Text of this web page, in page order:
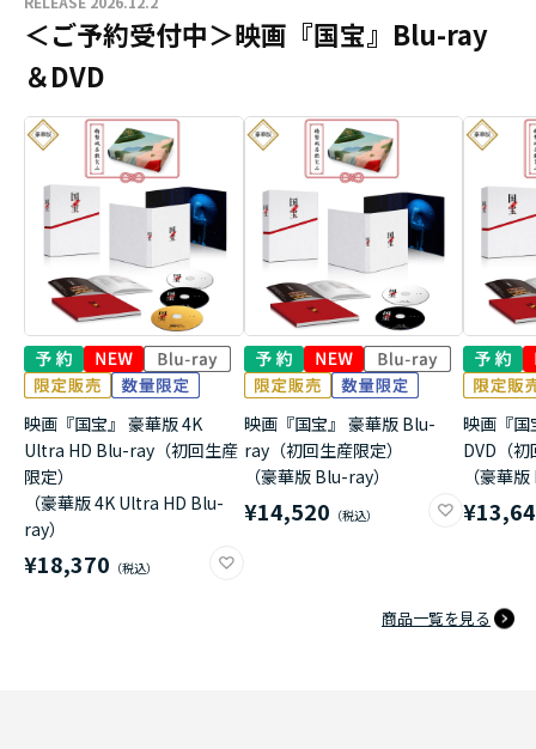
＜ご予約受付中＞映画『国宝』Blu-ray
＆DVD
映画『国宝』 豪華版 4K
Ultra HD Blu-ray（初回生産
限定）
（豪華版 4K Ultra HD Blu-
ray）
¥18,370
映画『国宝』 豪華版 Blu-
ray（初回生産限定）
（豪華版 Blu-ray）
¥14,520
映画『国
DVD（
（豪華
商品一覧を見る